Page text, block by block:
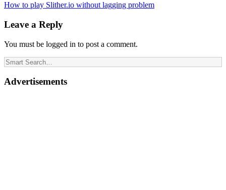
How to play Slither.io without lagging problem
Leave a Reply
You must be logged in to post a comment.
Advertisements